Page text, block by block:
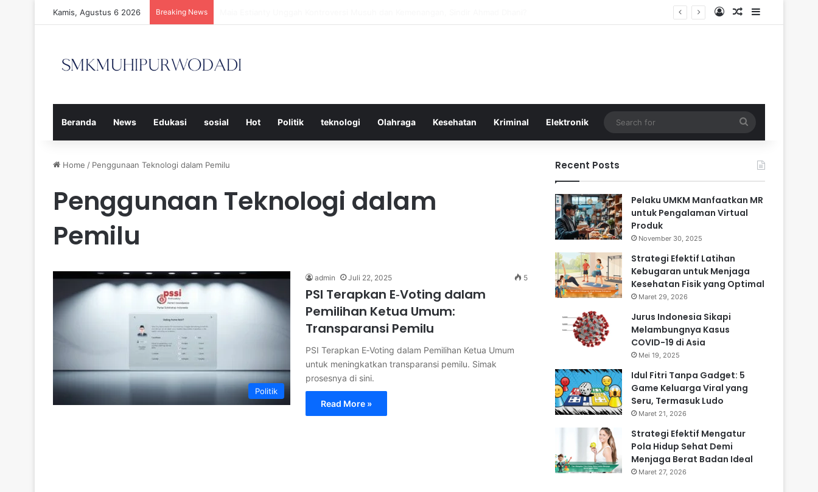
Kamis, Agustus 6 2026 Breaking News Log InRandom Article
Sidebar
Beranda News Edukasi sosial Hot Politik teknologi Olahraga Kesehatan Kriminal Elektronik
for
Home / Penggunaan Teknologi dalam Pemilu
Penggunaan Teknologi dalam
Pemilu
Politik
admin Juli 22, 2025 5
PSI Terapkan E‑Voting dalam
Pemilihan Ketua Umum:
Transparansi Pemilu
PSI Terapkan E‑Voting dalam Pemilihan Ketua Umum
untuk meningkatkan transparansi pemilu. Simak
prosesnya di sini.
Read More »
Recent Posts
⁠Pelaku UMKM Manfaatkan MR
untuk Pengalaman Virtual
Produk
November 30, 2025
Strategi Efektif Latihan
Kebugaran untuk Menjaga
Kesehatan Fisik yang Optimal
Maret 29, 2026
Jurus Indonesia Sikapi
Melambungnya Kasus
COVID-19 di Asia
Mei 19, 2025
Idul Fitri Tanpa Gadget: 5
Game Keluarga Viral yang
Seru, Termasuk Ludo
Maret 21, 2026
Strategi Efektif Mengatur
Pola Hidup Sehat Demi
Menjaga Berat Badan Ideal
Maret 27, 2026